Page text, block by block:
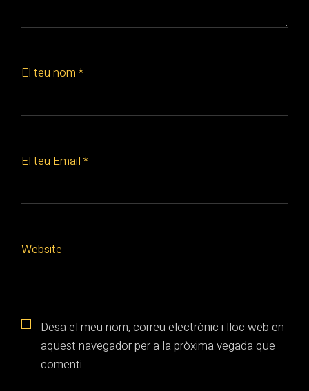
El teu nom *
El teu Email *
Website
Desa el meu nom, correu electrònic i lloc web en
aquest navegador per a la pròxima vegada que
comenti.